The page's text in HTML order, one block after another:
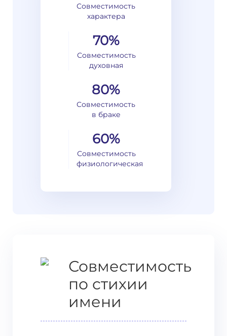
Совместимость
характера
70%
Совместимость
духовная
80%
Совместимость
в браке
60%
Совместимость
физиологическая
Совместимость
по стихии
имени